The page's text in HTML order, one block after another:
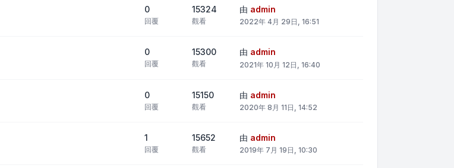
0
回覆
15324
觀看
由 admin
2022年 4月 29日, 16:51
0
回覆
15300
觀看
由 admin
2021年 10月 12日, 16:40
0
回覆
15150
觀看
由 admin
2020年 8月 11日, 14:52
1
回覆
15652
觀看
由 admin
2019年 7月 19日, 10:30